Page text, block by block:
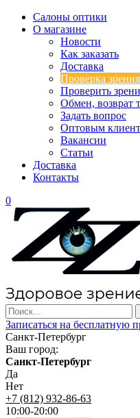
Салоны оптики
О магазине
Новости
Как заказать
Доставка
Проверка зрения
Проверить
Обмен, возврат
Задать вопрос
Оптовым
Вакансии
Статьи
Доставка
Контакты
0
Записаться на бесплатную
Санкт-Петербург
Ваш город:
Санкт-Петербург
Да
Нет
+7 (812) 932-86-63
10:00-20:00